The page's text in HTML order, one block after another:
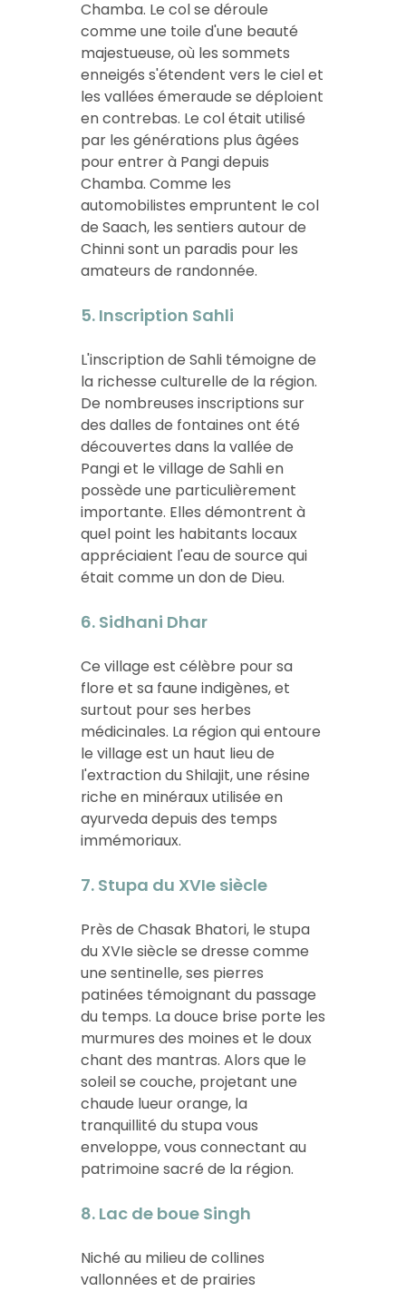
Chamba. Le col se déroule
comme une toile d'une beauté
majestueuse, où les sommets
enneigés s'étendent vers le ciel et
les vallées émeraude se déploient
en contrebas. Le col était utilisé
par les générations plus âgées
pour entrer à Pangi depuis
Chamba. Comme les
automobilistes empruntent le col
de Saach, les sentiers autour de
Chinni sont un paradis pour les
amateurs de randonnée.
5. Inscription Sahli
L'inscription de Sahli témoigne de
la richesse culturelle de la région.
De nombreuses inscriptions sur
des dalles de fontaines ont été
découvertes dans la vallée de
Pangi et le village de Sahli en
possède une particulièrement
importante. Elles démontrent à
quel point les habitants locaux
appréciaient l'eau de source qui
était comme un don de Dieu.
6. Sidhani Dhar
Ce village est célèbre pour sa
flore et sa faune indigènes, et
surtout pour ses herbes
médicinales. La région qui entoure
le village est un haut lieu de
l'extraction du Shilajit, une résine
riche en minéraux utilisée en
ayurveda depuis des temps
immémoriaux.
7. Stupa du XVIe siècle
Près de Chasak Bhatori, le stupa
du XVIe siècle se dresse comme
une sentinelle, ses pierres
patinées témoignant du passage
du temps. La douce brise porte les
murmures des moines et le doux
chant des mantras. Alors que le
soleil se couche, projetant une
chaude lueur orange, la
tranquillité du stupa vous
enveloppe, vous connectant au
patrimoine sacré de la région.
8. Lac de boue Singh
Niché au milieu de collines
vallonnées et de prairies